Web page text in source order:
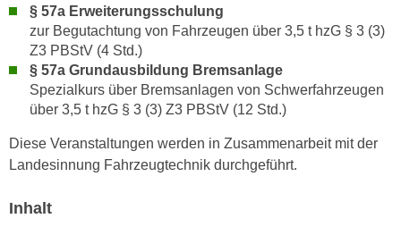
§ 57a Erweiterungsschulung
zur Begutachtung von Fahrzeugen über 3,5 t hzG § 3 (3)
Z3 PBStV (4 Std.)
§ 57a Grundausbildung Bremsanlage
Spezialkurs über Bremsanlagen von Schwerfahrzeugen
über 3,5 t hzG § 3 (3) Z3 PBStV (12 Std.)
Diese Veranstaltungen werden in Zusammenarbeit mit der
Landesinnung Fahrzeugtechnik durchgeführt.
Inhalt
w
i
e
o
E
U
u
n
e